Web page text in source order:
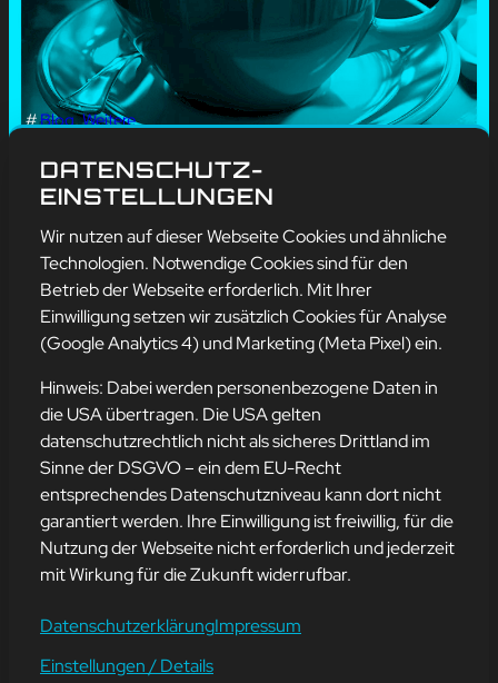
#Blog, Weitere
DES KAFFEES
mehr erfahren
Adresse
mission-webstyle oHG
Bürgermeister-Regitz-Straße 40
66539 Neunkirchen
E-Mail:kontakt@mission-webstyle.de
Navigation
Webseitenerstellung
Webseite mieten
Webseiten Betreuung
Über Uns
Kontakt
Leistungen
DATENSCHUTZ-
EINSTELLUNGEN
Wir nutzen auf dieser Webseite Cookies und ähnliche
Technologien. Notwendige Cookies sind für den
Betrieb der Webseite erforderlich. Mit Ihrer
Einwilligung setzen wir zusätzlich Cookies für Analyse
(Google Analytics 4) und Marketing (Meta Pixel) ein.
Hinweis: Dabei werden personenbezogene Daten in
die USA übertragen. Die USA gelten
datenschutzrechtlich nicht als sicheres Drittland im
Sinne der DSGVO – ein dem EU-Recht
entsprechendes Datenschutzniveau kann dort nicht
garantiert werden. Ihre Einwilligung ist freiwillig, für die
Nutzung der Webseite nicht erforderlich und jederzeit
mit Wirkung für die Zukunft widerrufbar.
DatenschutzerklärungImpressum
Einstellungen / Details